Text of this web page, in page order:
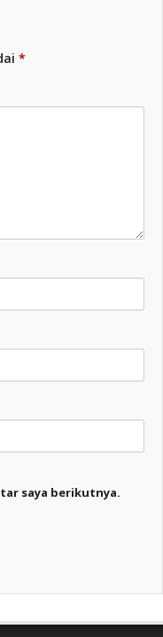
*
saya berikutnya.